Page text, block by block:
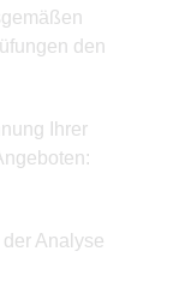
den
Ihrer
Analyse